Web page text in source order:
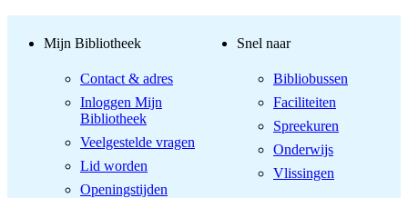
Mijn Bibliotheek
Contact & adres
Inloggen Mijn
Bibliotheek
Veelgestelde vragen
Lid worden
Openingstijden
Snel naar
Bibliobussen
Faciliteiten
Spreekuren
Onderwijs
Vlissingen